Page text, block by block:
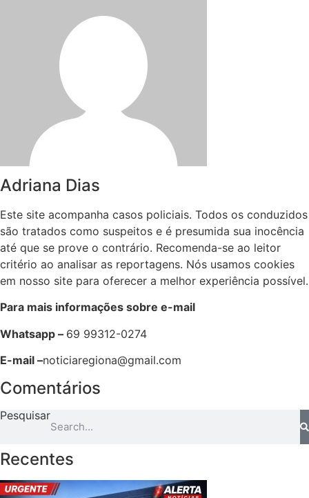
Adriana Dias
Este site acompanha casos policiais. Todos os conduzidos
são tratados como suspeitos e é presumida sua inocência
até que se prove o contrário. Recomenda-se ao leitor
critério ao analisar as reportagens. Nós usamos cookies
em nosso site para oferecer a melhor experiência possível.
Para mais informações sobre e-mail
Whatsapp – 69 99312-0274
E-mail –noticiaregiona@gmail.com
Comentários
Pesquisar
Recentes